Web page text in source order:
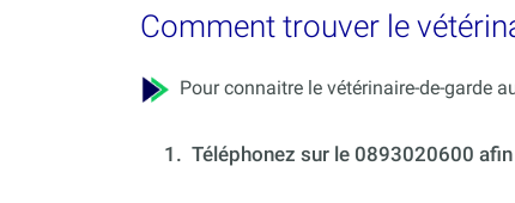
Comment trouver le
Pour connaitre le vétérinaire-de-garde
1. Téléphonez sur le 0893020600